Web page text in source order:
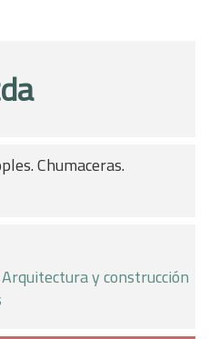
Chumaceras.
Arquitectura y construcción